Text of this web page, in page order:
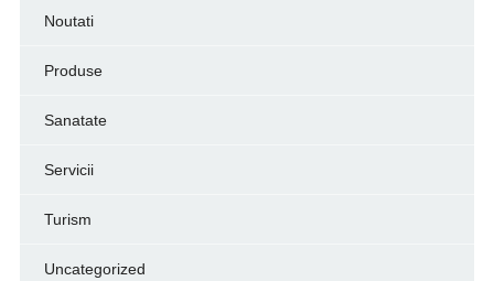
Noutati
Produse
Sanatate
Servicii
Turism
Uncategorized